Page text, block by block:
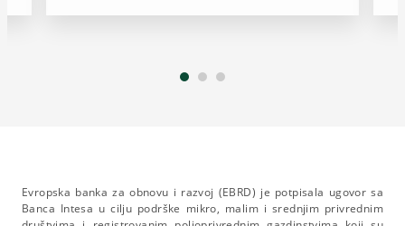
Evropska banka za obnovu i razvoj (EBRD) je potpisala ugovor sa
Banca Intesa u cilju podrške mikro, malim i srednjim privrednim